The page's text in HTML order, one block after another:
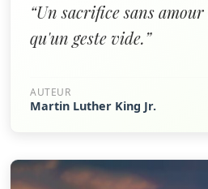
“Un sacrifice sans
qu'un geste vide.”
AUTEUR
Martin Luther King Jr.